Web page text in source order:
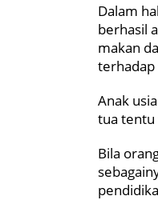
Dalam
berhasil
makan
terhadap
Anak
tua tentu
Bila